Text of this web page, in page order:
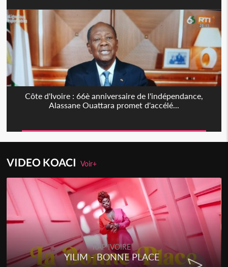
Côte d'Ivoire : 66è anniversaire de l'indépendance,
Alassane Ouattara promet d'accélé...
VIDEO KOACIVoir+
RAP IVOIRE
YILIM - BONNE PLACE